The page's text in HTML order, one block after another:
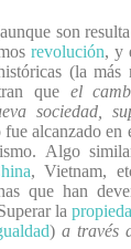
son
revolución, y
(la
que el
sociedad,
fue alcanzado
Algo
, Vietnam,
que han
la
) a través